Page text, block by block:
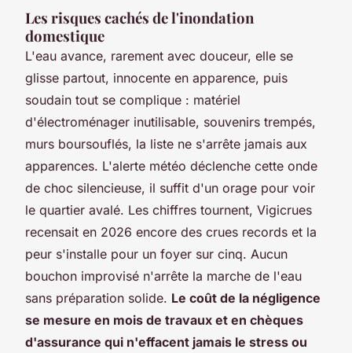
Les risques cachés de l'inondation
domestique
L'eau avance, rarement avec douceur, elle se
glisse partout, innocente en apparence, puis
soudain tout se complique : matériel
d'électroménager inutilisable, souvenirs trempés,
murs boursouflés, la liste ne s'arrête jamais aux
apparences. L'alerte météo déclenche cette onde
de choc silencieuse, il suffit d'un orage pour voir
le quartier avalé. Les chiffres tournent, Vigicrues
recensait en 2026 encore des crues records et la
peur s'installe pour un foyer sur cinq. Aucun
bouchon improvisé n'arrête la marche de l'eau
sans préparation solide. Le coût de la négligence
se mesure en mois de travaux et en chèques
d'assurance qui n'effacent jamais le stress ou